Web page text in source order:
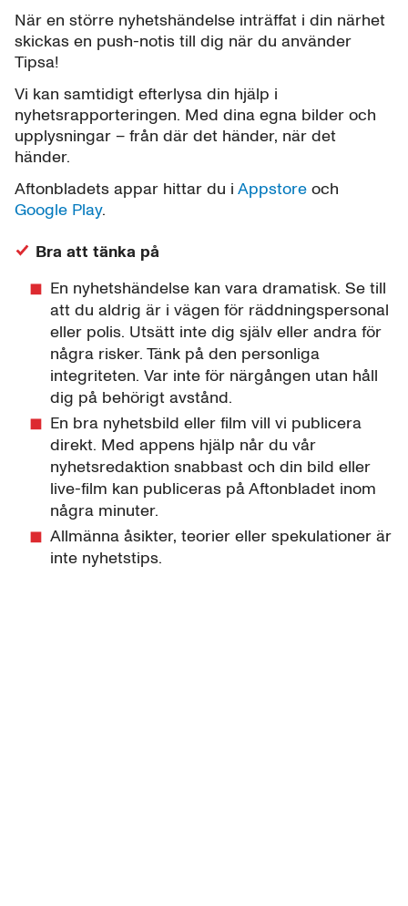
När en större nyhetshändelse inträffat i din närhet
skickas en push-notis till dig när du använder
Tipsa!
Vi kan samtidigt efterlysa din hjälp i
nyhetsrapporteringen. Med dina egna bilder och
upplysningar – från där det händer, när det
händer.
Aftonbladets appar hittar du i Appstore och
Google Play.
Bra att tänka på
En nyhetshändelse kan vara dramatisk. Se till
att du aldrig är i vägen för räddningspersonal
eller polis. Utsätt inte dig själv eller andra för
några risker. Tänk på den personliga
integriteten. Var inte för närgången utan håll
dig på behörigt avstånd.
En bra nyhetsbild eller film vill vi publicera
direkt. Med appens hjälp når du vår
nyhetsredaktion snabbast och din bild eller
live-film kan publiceras på Aftonbladet inom
några minuter.
Allmänna åsikter, teorier eller spekulationer är
inte nyhetstips.